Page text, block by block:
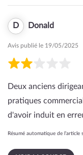
D Donald
Avis publié le 19/05/2025
Deux anciens
pratiques
d'avoir induit en
Résumé automatique de